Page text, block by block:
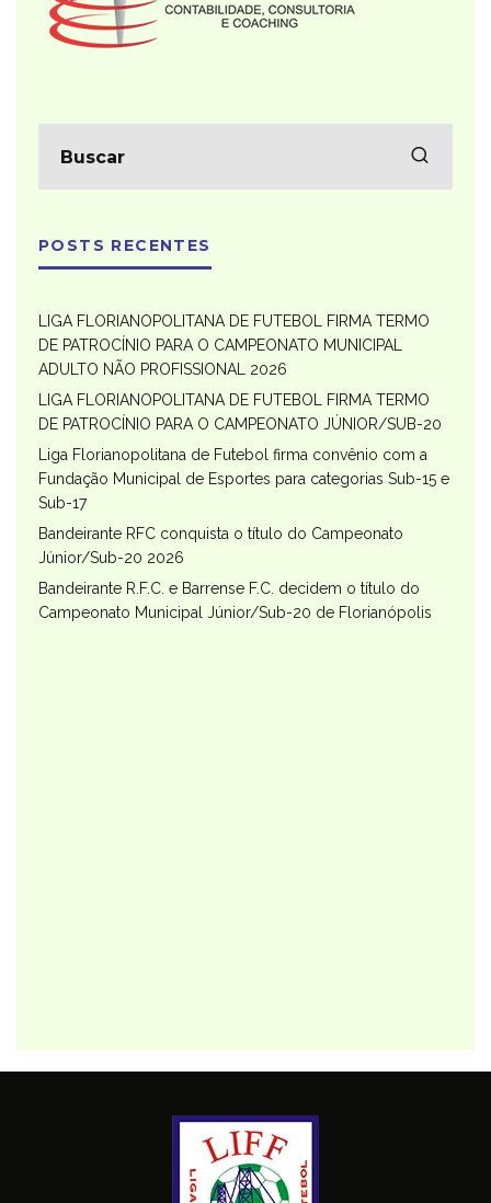
POSTS RECENTES
LIGA FLORIANOPOLITANA DE FUTEBOL FIRMA TERMO
DE PATROCÍNIO PARA O CAMPEONATO MUNICIPAL
ADULTO NÃO PROFISSIONAL 2026
LIGA FLORIANOPOLITANA DE FUTEBOL FIRMA TERMO
DE PATROCÍNIO PARA O CAMPEONATO JÚNIOR/SUB-20
Liga Florianopolitana de Futebol firma convênio com a
Fundação Municipal de Esportes para categorias Sub-15 e
Sub-17
Bandeirante RFC conquista o título do Campeonato
Júnior/Sub-20 2026
Bandeirante R.F.C. e Barrense F.C. decidem o título do
Campeonato Municipal Júnior/Sub-20 de Florianópolis